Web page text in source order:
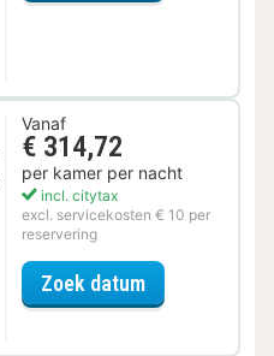
Vanaf
€ 314,72
per kamer per nacht
incl. citytax
excl. servicekosten € 10 per
reservering
Zoek datumvoor Diner